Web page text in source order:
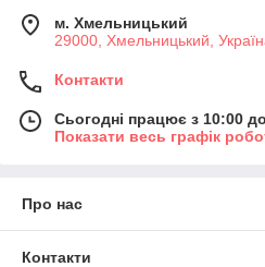
м. Хмельницький
29000, Хмельницький,
Контакти
Сьогодні працює з 10:00
Показати весь графік
Про нас
Контакти